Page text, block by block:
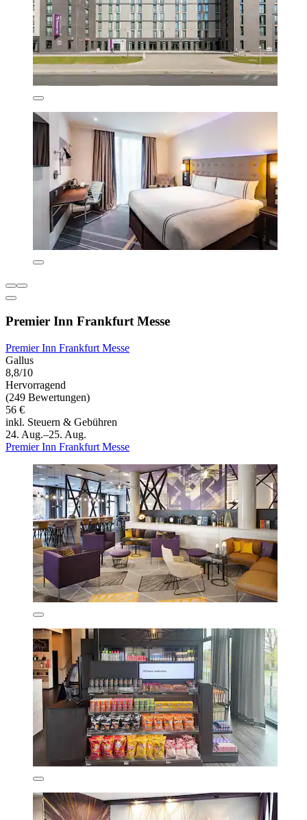
Premier Inn Frankfurt Messe
Premier Inn Frankfurt Messe
Gallus
8,8/10
Hervorragend
(249 Bewertungen)
56 €
inkl. Steuern & Gebühren
24. Aug.–25. Aug.
Premier Inn Frankfurt Messe